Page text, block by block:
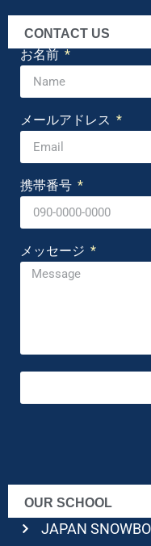
CONTACT US
お名前
メールアドレス
携帯番号
メッセージ
OUR SCHOOL
JAPAN